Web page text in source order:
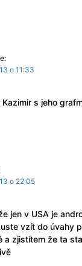
o 11:33
s jeho
o 22:05
jen v USA je
vzít do úvahy
a zjistítem že ta